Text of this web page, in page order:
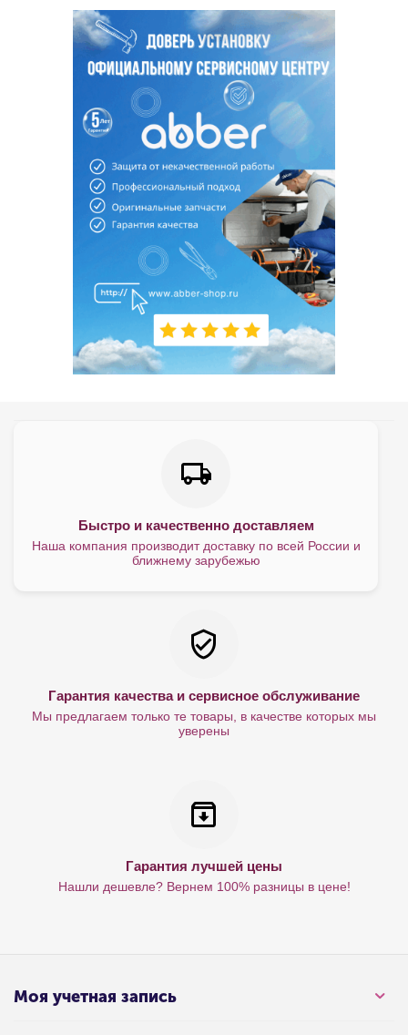
Быстро и качественно доставляем
Наша компания производит доставку по всей России и
ближнему зарубежью
Гарантия качества и сервисное обслуживание
Мы предлагаем только те товары, в качестве которых мы
уверены
Гарантия лучшей цены
Нашли дешевле? Вернем 100% разницы в цене!
Моя учетная запись